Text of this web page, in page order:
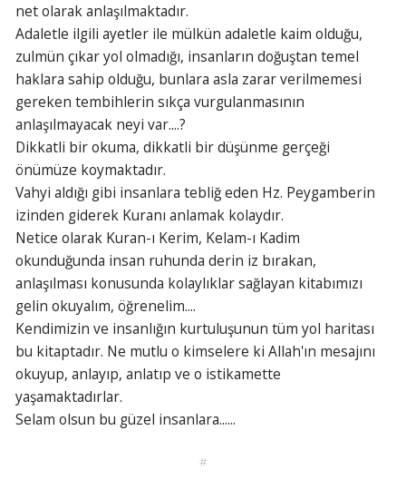
net olarak anlaşılmaktadır.
Adaletle ilgili ayetler ile mülkün adaletle kaim olduğu,
zulmün çıkar yol olmadığı, insanların doğuştan temel
haklara sahip olduğu, bunlara asla zarar verilmemesi
gereken tembihlerin sıkça vurgulanmasının
anlaşılmayacak neyi var....?
Dikkatli bir okuma, dikkatli bir düşünme gerçeği
önümüze koymaktadır.
Vahyi aldığı gibi insanlara tebliğ eden Hz. Peygamberin
izinden giderek Kuranı anlamak kolaydır.
Netice olarak Kuran-ı Kerim, Kelam-ı Kadim
okunduğunda insan ruhunda derin iz bırakan,
anlaşılması konusunda kolaylıklar sağlayan kitabımızı
gelin okuyalım, öğrenelim....
Kendimizin ve insanlığın kurtuluşunun tüm yol haritası
bu kitaptadır. Ne mutlu o kimselere ki Allah'ın mesajını
okuyup, anlayıp, anlatıp ve o istikamette
yaşamaktadırlar.
Selam olsun bu güzel insanlara......
#